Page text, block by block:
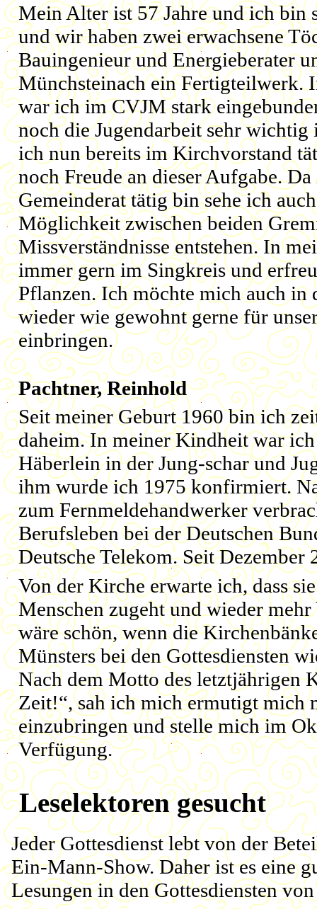
Mein Alter ist 57 Jahre und ich bin
und wir haben zwei erwachsene
Bauingenieur und Energieberater
Münchsteinach ein Fertigteilwerk.
war ich im CVJM stark
noch die Jugendarbeit sehr wichtig
ich nun bereits im Kirchvorstand
noch Freude an dieser Aufgabe.
Gemeinderat tätig bin sehe ich
Möglichkeit zwischen beiden
Missverständnisse entstehen. In
immer gern im Singkreis und
Pflanzen. Ich möchte mich auch in
wieder wie gewohnt gerne für
einbringen.
Pachtner, Reinhold
Seit meiner Geburt 1960 bin ich
daheim. In meiner Kindheit war
Häberlein in der Jung-schar und
ihm wurde ich 1975 konfirmiert.
zum Fernmeldehandwerker
Berufsleben bei der Deutschen
Deutsche Telekom. Seit Dezember
Von der Kirche erwarte ich, dass
Menschen zugeht und wieder
wäre schön, wenn die
Münsters bei den Gottesdiensten
Nach dem Motto des letztjährigen
Zeit!“, sah ich mich ermutigt mich
einzubringen und stelle mich im
Verfügung.
Leselektoren gesucht
Jeder Gottesdienst lebt von der
Ein-Mann-Show. Daher ist es eine
Lesungen in den Gottesdiensten